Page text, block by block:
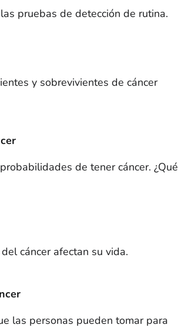
pruebas de detección de rutina.
y sobrevivientes de cáncer
de tener cáncer. ¿Qué
cáncer afectan su vida.
las personas pueden tomar para